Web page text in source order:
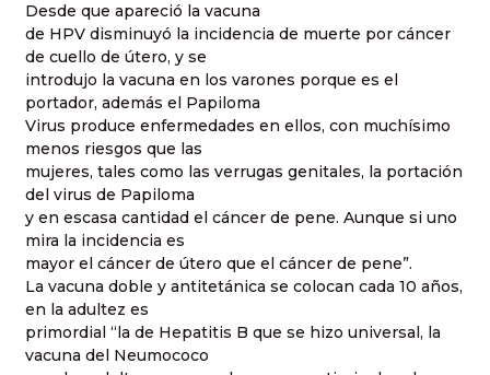
Desde que apareció la vacuna
de HPV disminuyó la incidencia de muerte por cáncer
de cuello de útero, y se
introdujo la vacuna en los varones porque es el
portador, además el Papiloma
Virus produce enfermedades en ellos, con muchísimo
menos riesgos que las
mujeres, tales como las verrugas genitales, la portación
del virus de Papiloma
y en escasa cantidad el cáncer de pene. Aunque si uno
mira la incidencia es
mayor el cáncer de útero que el cáncer de pene”.
La vacuna doble y antitetánica se colocan cada 10 años,
en la adultez es
primordial “la de Hepatitis B que se hizo universal, la
vacuna del Neumococo